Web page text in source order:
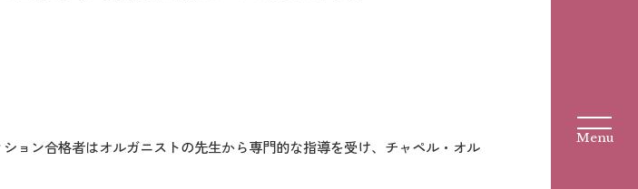
ョン合格者はオルガニストの先生から専門的な指導を受け、チャペル・オル